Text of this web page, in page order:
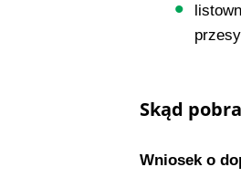
Skąd
Wniosek o